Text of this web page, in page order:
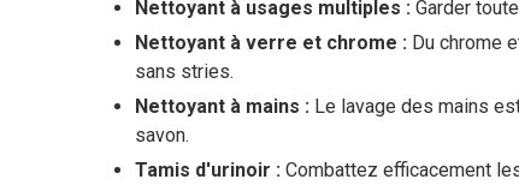
Nettoyant à usages multiples : Garder
Nettoyant à verre et chrome : Du chrome
sans stries.
Nettoyant à mains : Le lavage des mains
savon.
Tamis d'urinoir : Combattez efficacement